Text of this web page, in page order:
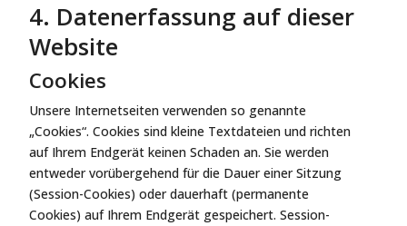
4. Datenerfassung auf dieser
Website
Cookies
Unsere Internetseiten verwenden so genannte
„Cookies“. Cookies sind kleine Textdateien und richten
auf Ihrem Endgerät keinen Schaden an. Sie werden
entweder vorübergehend für die Dauer einer Sitzung
(Session-Cookies) oder dauerhaft (permanente
Cookies) auf Ihrem Endgerät gespeichert. Session-